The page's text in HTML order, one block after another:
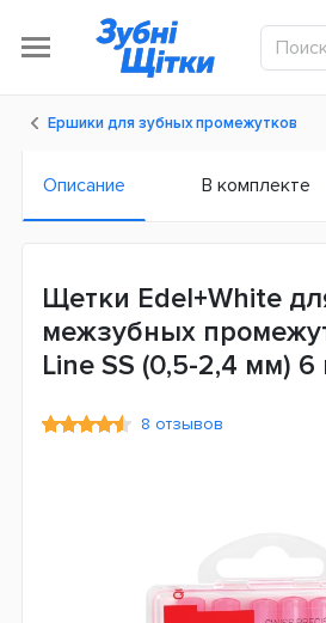
Ершики для зубных промежутков
Описание В комплекте
Щетки Edel+White
межзубных
Line SS (0,5-2,4 мм) 6
8 отзывов